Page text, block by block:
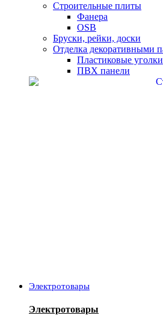
Строительные плиты
Фанера
OSB
Бруски, рейки, доски
Отделка декоративными
Пластиковые уголки
ПВХ панели
Электротовары
Электротовары